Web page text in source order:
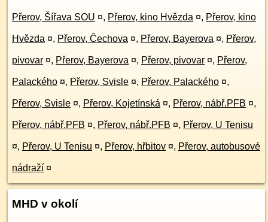
Přerov, Šířava SOU ¤, Přerov, kino Hvězda ¤, Přerov, kino
Hvězda ¤, Přerov, Čechova ¤, Přerov, Bayerova ¤, Přerov,
pivovar ¤, Přerov, Bayerova ¤, Přerov, pivovar ¤, Přerov,
Palackého ¤, Přerov, Svisle ¤, Přerov, Palackého ¤,
Přerov, Svisle ¤, Přerov, Kojetínská ¤, Přerov, nábř.PFB ¤,
Přerov, nábř.PFB ¤, Přerov, nábř.PFB ¤, Přerov, U Tenisu
¤, Přerov, U Tenisu ¤, Přerov, hřbitov ¤, Přerov, autobusové
nádraží ¤
MHD v okolí